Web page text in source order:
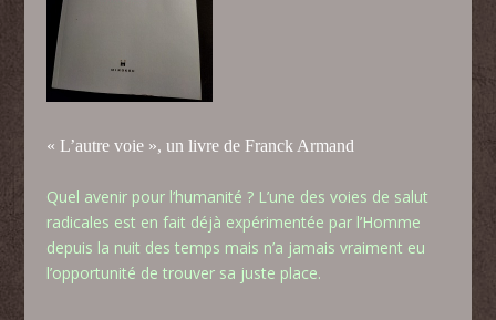
« L’autre voie », un livre de Franck Armand
Quel avenir pour l’humanité ? L’une des voies de salut
radicales est en fait déjà expérimentée par l’Homme
depuis la nuit des temps mais n’a jamais vraiment eu
l’opportunité de trouver sa juste place.